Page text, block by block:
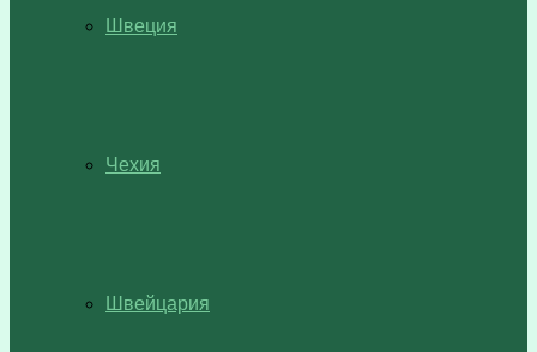
Швеция
Чехия
Швейцария